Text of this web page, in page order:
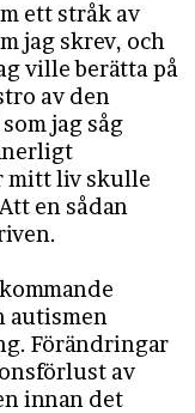
ett stråk av
jag skrev, och
ville berätta på
av den
jag såg
mitt liv skulle
en sådan
autismen
Förändringar
av
innan det